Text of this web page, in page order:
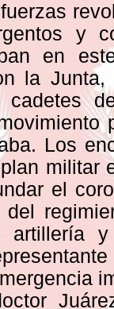
y
en
la
cadetes
Los
militar
el
artillería